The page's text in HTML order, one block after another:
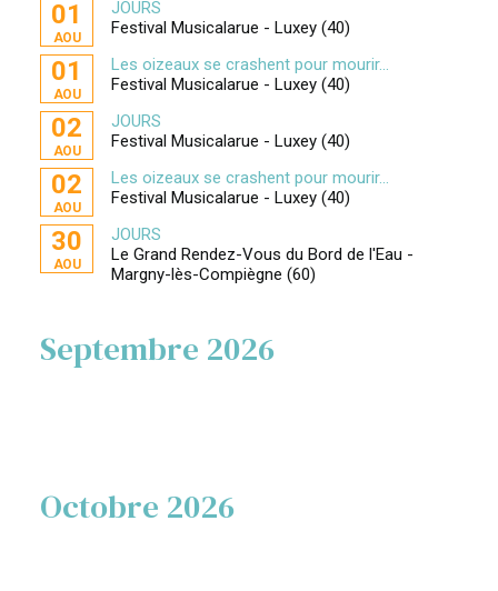
01
AOU
JOURS
Festival Musicalarue - Luxey (40)
01
AOU
Les oizeaux se crashent pour mourir...
Festival Musicalarue - Luxey (40)
02
AOU
JOURS
Festival Musicalarue - Luxey (40)
02
AOU
Les oizeaux se crashent pour mourir...
Festival Musicalarue - Luxey (40)
30
AOU
JOURS
Le Grand Rendez-Vous du Bord de l'Eau -
Margny-lès-Compiègne (60)
Septembre 2026
Octobre 2026